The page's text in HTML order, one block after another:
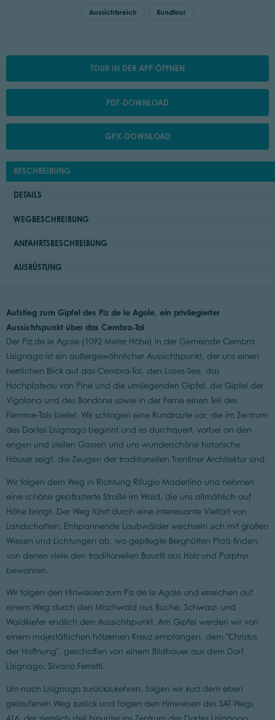
Aussichtsreich Rundtour
TOUR IN DER APP ÖFFNEN
PDF-DOWNLOAD
GPX-DOWNLOAD
BESCHREIBUNG
DETAILS
WEGBESCHREIBUNG
ANFAHRTSBESCHREIBUNG
AUSRÜSTUNG
Aufstieg zum Gipfel des Piz de le Agole, ein privilegierter
Aussichtspunkt über das Cembra-Tal
Der Piz de le Agole (1092 Meter Höhe) in der Gemeinde Cembra
Lisignago ist ein außergewöhnlicher Aussichtspunkt, der uns einen
herrlichen Blick auf das Cembra-Tal, den Lases-See, das
Hochplateau von Piné und die umliegenden Gipfel, die Gipfel der
Vigolana und des Bondone sowie in der Ferne einen Teil des
Fiemme-Tals bietet. Wir schlagen eine Rundroute vor, die im Zentrum
des Dorfes Lisignago beginnt und es durchquert, vorbei an den
engen und steilen Gassen und uns wunderschöne historische
Häuser zeigt, die Zeugen der traditionellen Trentiner Architektur sind.
Wir folgen dem Weg in Richtung Rifugio Maderlina und nehmen
eine schöne gepflasterte Straße im Wald, die uns allmählich auf
Höhe bringt. Der Weg führt durch eine interessante Vielfalt von
Landschaften: Entspannende Laubwälder wechseln sich mit großen
Wiesen und Lichtungen ab, wo gepflegte Berghütten Platz finden,
von denen viele den traditionellen Baustil aus Holz und Porphyr
bewahren.
Wir folgen den Hinweisen zum Piz de le Agole und erreichen auf
einem Weg durch den Mischwald aus Buche, Schwarz- und
Waldkiefer endlich den Aussichtspunkt. Am Gipfel werden wir von
einem majestätischen hölzernen Kreuz empfangen, dem "Christus
der Hoffnung", geschaffen von einem Bildhauer aus dem Dorf
Lisignago, Silvano Ferretti.
Um nach Lisignago zurückzukehren, folgen wir kurz dem eben
gelaufenen Weg zurück und folgen den Hinweisen des SAT-Wegs